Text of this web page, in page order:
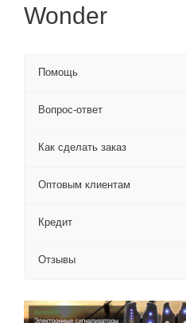
Wonder
Помощь
Вопрос-ответ
Как сделать заказ
Оптовым клиентам
Кредит
Отзывы